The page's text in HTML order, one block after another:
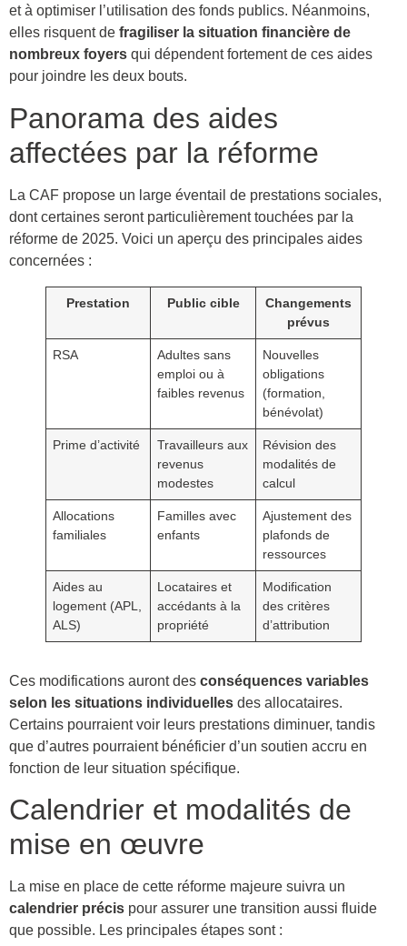
et à optimiser l’utilisation des fonds publics. Néanmoins,
elles risquent de fragiliser la situation financière de
nombreux foyers qui dépendent fortement de ces aides
pour joindre les deux bouts.
Panorama des aides
affectées par la réforme
La CAF propose un large éventail de prestations sociales,
dont certaines seront particulièrement touchées par la
réforme de 2025. Voici un aperçu des principales aides
concernées :
Prestation Public cible
Changements
prévus
RSA
Adultes sans
emploi ou à
faibles revenus
Nouvelles
obligations
(formation,
bénévolat)
Prime d’activité
Travailleurs aux
revenus
modestes
Révision des
modalités de
calcul
Allocations
familiales
Familles avec
enfants
Ajustement des
plafonds de
ressources
Aides au
logement (APL,
ALS)
Locataires et
accédants à la
propriété
Modification
des critères
d’attribution
Ces modifications auront des conséquences variables
selon les situations individuelles des allocataires.
Certains pourraient voir leurs prestations diminuer, tandis
que d’autres pourraient bénéficier d’un soutien accru en
fonction de leur situation spécifique.
Calendrier et modalités de
mise en œuvre
La mise en place de cette réforme majeure suivra un
calendrier précis pour assurer une transition aussi fluide
que possible. Les principales étapes sont :